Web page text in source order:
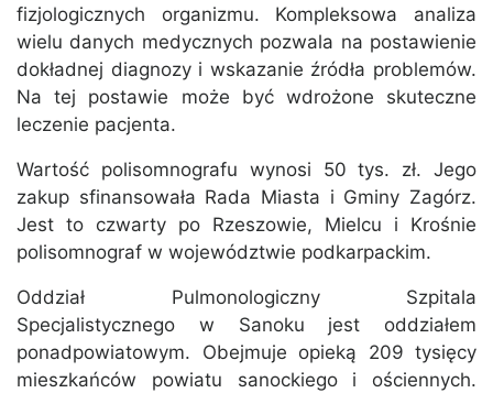
fizjologicznych organizmu. Kompleksowa analiza
wielu danych medycznych pozwala na postawienie
dokładnej diagnozy i wskazanie źródła problemów.
Na tej postawie może być wdrożone skuteczne
leczenie pacjenta.
Wartość polisomnografu wynosi 50 tys. zł. Jego
zakup sfinansowała Rada Miasta i Gminy Zagórz.
Jest to czwarty po Rzeszowie, Mielcu i Krośnie
polisomnograf w województwie podkarpackim.
Oddział Pulmonologiczny Szpitala
Specjalistycznego w Sanoku jest oddziałem
ponadpowiatowym. Obejmuje opieką 209 tysięcy
mieszkańców powiatu sanockiego i ościennych.